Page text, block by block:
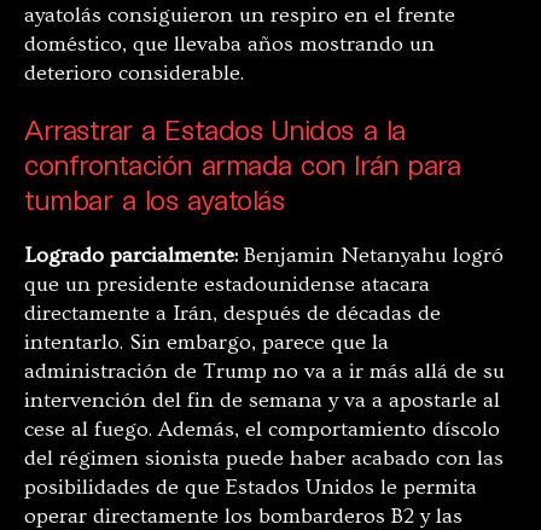
ayatolás consiguieron un respiro en el frente
doméstico, que llevaba años mostrando un
deterioro considerable.
Arrastrar a Estados Unidos a la
confrontación armada con Irán para
tumbar a los ayatolás
Logrado parcialmente: Benjamin Netanyahu logró
que un presidente estadounidense atacara
directamente a Irán, después de décadas de
intentarlo. Sin embargo, parece que la
administración de Trump no va a ir más allá de su
intervención del fin de semana y va a apostarle al
cese al fuego. Además, el comportamiento díscolo
del régimen sionista puede haber acabado con las
posibilidades de que Estados Unidos le permita
operar directamente los bombarderos B2 y las